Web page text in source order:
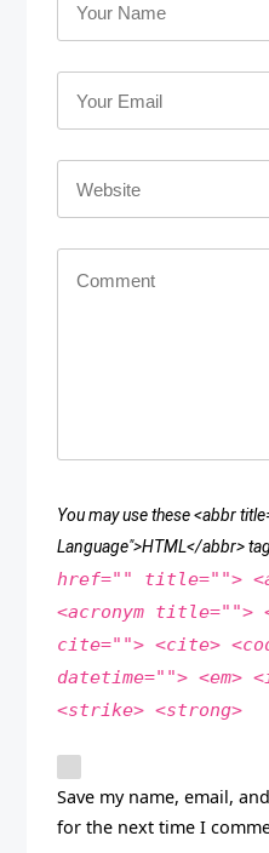
You may use these <abbr
Language">HTML</abbr>
href="" title="">
<acronym title="">
cite=""> <cite>
datetime=""> <em>
<strike> <strong>
Save my name, email,
for the next time I